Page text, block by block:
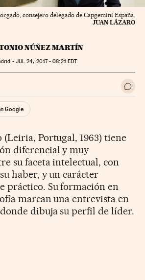
consejero delegado de Capgemini España.
JUAN LÁZARO
NÚÑEZ MARTÍN
- JUL 24, 2017 - 08:21EDT
en TwitterRedes Sociales Ir a
Google
(Leiria, Portugal, 1963) tiene
diferencial y muy
su faceta intelectual, con
haber, y un carácter
práctico. Su formación en
marcan una entrevista en
dibuja su perfil de líder.